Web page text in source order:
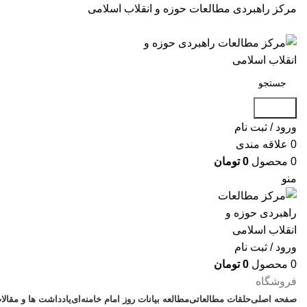
مرکز راهبردی مطالعات حوزه و انقلاب اسلامی
ورود / ثبت نام
0 علاقه مندی
0 محصول 0 تومان
منو
ورود / ثبت نام
0 محصول 0 تومان
فروشگاه
صفحه اصلیحلقات مطالعاتیمطالعه بیانات روز امام خامنه‌اییادداشت ها و